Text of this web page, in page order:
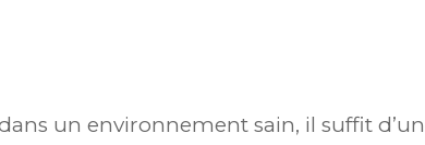
un environnement sain, il suffit